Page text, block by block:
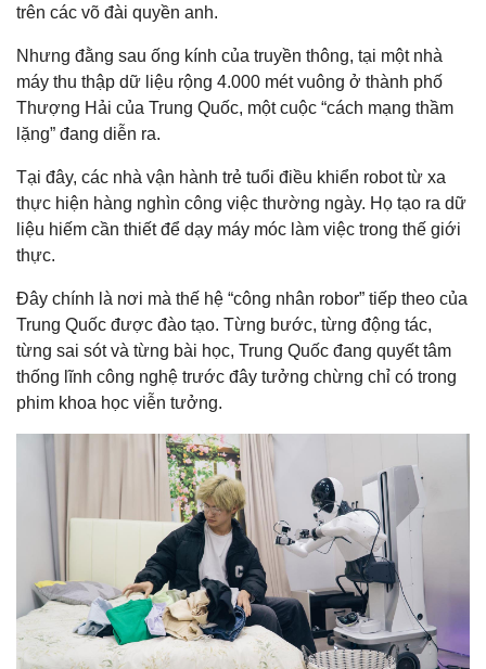
trên các võ đài quyền anh.
Nhưng đằng sau ống kính của truyền thông, tại một nhà
máy thu thập dữ liệu rộng 4.000 mét vuông ở thành phố
Thượng Hải của Trung Quốc, một cuộc “cách mạng thầm
lặng” đang diễn ra.
Tại đây, các nhà vận hành trẻ tuổi điều khiển robot từ xa
thực hiện hàng nghìn công việc thường ngày. Họ tạo ra dữ
liệu hiếm cần thiết để dạy máy móc làm việc trong thế giới
thực.
Đây chính là nơi mà thế hệ “công nhân robor” tiếp theo của
Trung Quốc được đào tạo. Từng bước, từng động tác,
từng sai sót và từng bài học, Trung Quốc đang quyết tâm
thống lĩnh công nghệ trước đây tưởng chừng chỉ có trong
phim khoa học viễn tưởng.